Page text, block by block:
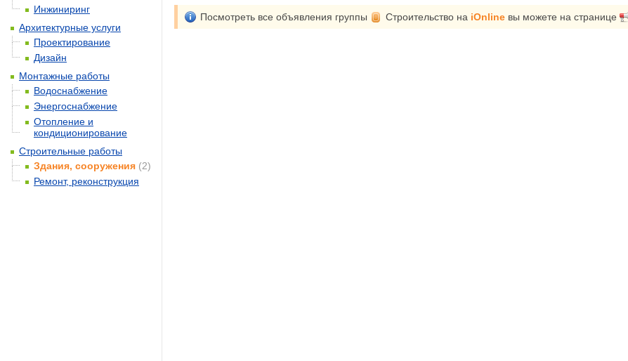
Посмотреть все объявления группы Строительство на iOnline вы можете на странице
Инжиниринг
Архитектурные услуги
Проектирование
Дизайн
Монтажные работы
Водоснабжение
Энергоснабжение
Отопление и
кондиционирование
Строительные работы
Здания, сооружения (2)
Ремонт, реконструкция